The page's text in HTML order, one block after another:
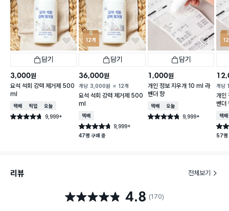
담기
3,000원
요석 석회 강력 제거제 500
ml
택배배송매장픽업오늘배송
별점 4.7점 9,999+
건 작성
12개
담기
36,000원
개당 3,000원 12개
요석 석회 강력 제거제 500
ml
택배배송
별점 4.7점 9,999+
건 작성
47명 구매 중
담기
1,000원
개인 정보 지우개 10 ml 라
벤더 향
택배배송오늘배송
별점 4.8점 9,999+
건 작성
개당
개인
벤더
택배
별점
57명
리뷰 전체보기
별점 4.8점 4.8 (170)